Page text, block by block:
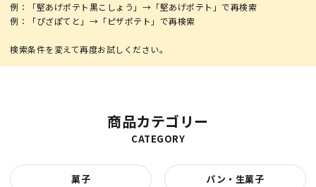
例：「堅あげポテト黒こしょう」→「堅あげポテト」で再検索
例：「ぴざぽてと」→「ピザポテト」で再検索
商品カテゴリー
CATEGORY
菓子 パン・生菓子